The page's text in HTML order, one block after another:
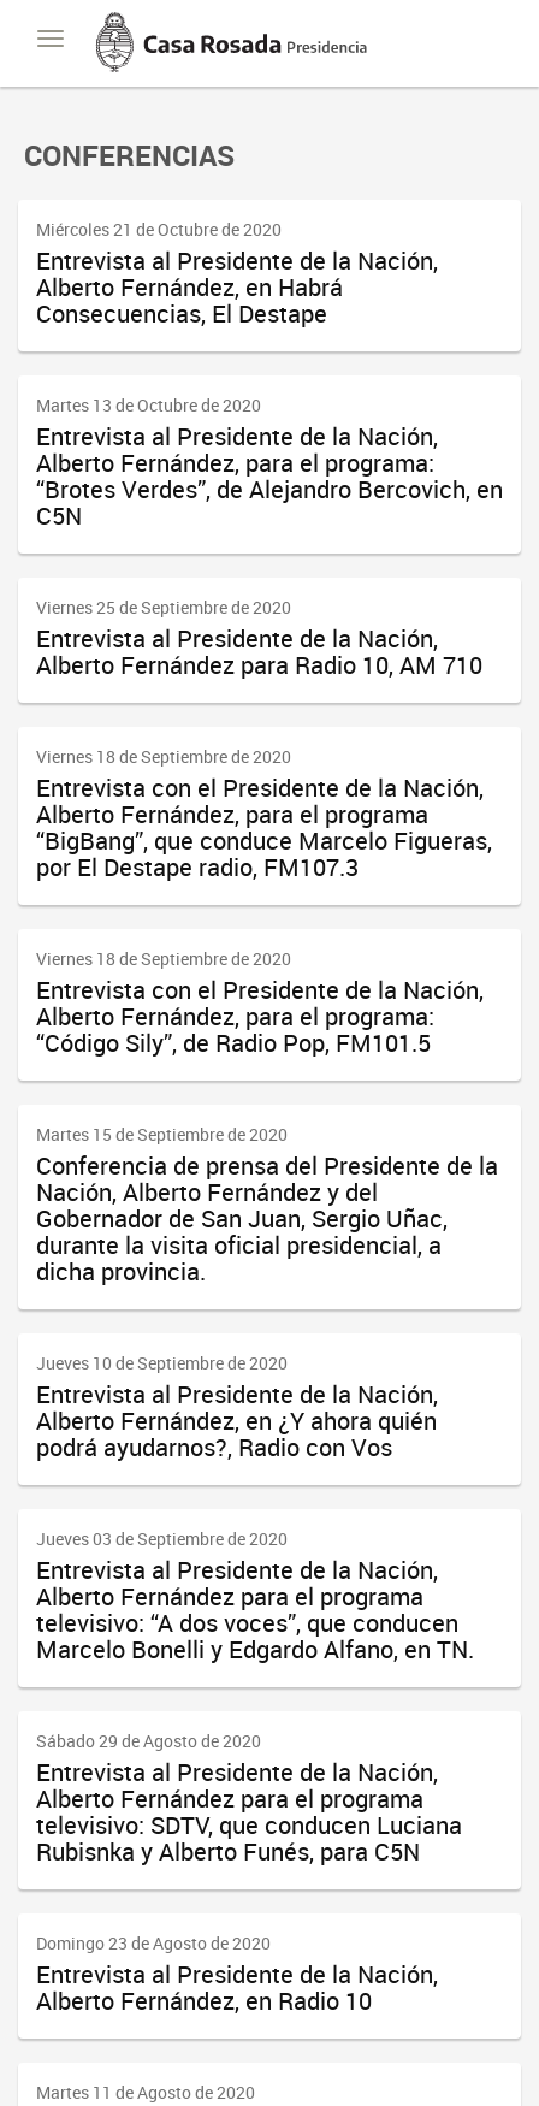
Toggle
navigation
Casa
Rosada
Presidencia
de
CONFERENCIAS
Miércoles 21 de Octubre de 2020
Entrevista al Presidente de la Nación,
Alberto Fernández, en Habrá
Consecuencias, El Destape
Martes 13 de Octubre de 2020
Entrevista al Presidente de la Nación,
Alberto Fernández, para el programa:
“Brotes Verdes”, de Alejandro Bercovich, en
C5N
Viernes 25 de Septiembre de 2020
Entrevista al Presidente de la Nación,
Alberto Fernández para Radio 10, AM 710
Viernes 18 de Septiembre de 2020
Entrevista con el Presidente de la Nación,
Alberto Fernández, para el programa
“BigBang”, que conduce Marcelo Figueras,
por El Destape radio, FM107.3
Viernes 18 de Septiembre de 2020
Entrevista con el Presidente de la Nación,
Alberto Fernández, para el programa:
“Código Sily”, de Radio Pop, FM101.5
Martes 15 de Septiembre de 2020
Conferencia de prensa del Presidente de la
Nación, Alberto Fernández y del
Gobernador de San Juan, Sergio Uñac,
durante la visita oficial presidencial, a
dicha provincia.
Jueves 10 de Septiembre de 2020
Entrevista al Presidente de la Nación,
Alberto Fernández, en ¿Y ahora quién
podrá ayudarnos?, Radio con Vos
Jueves 03 de Septiembre de 2020
Entrevista al Presidente de la Nación,
Alberto Fernández para el programa
televisivo: “A dos voces”, que conducen
Marcelo Bonelli y Edgardo Alfano, en TN.
Sábado 29 de Agosto de 2020
Entrevista al Presidente de la Nación,
Alberto Fernández para el programa
televisivo: SDTV, que conducen Luciana
Rubisnka y Alberto Funés, para C5N
Domingo 23 de Agosto de 2020
Entrevista al Presidente de la Nación,
Alberto Fernández, en Radio 10
Martes 11 de Agosto de 2020